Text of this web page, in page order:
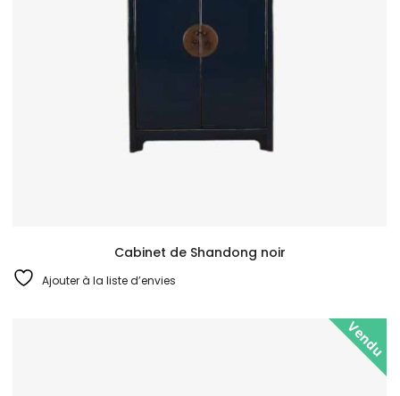
Cabinet de Shandong noir
Ajouter à la liste d’envies
Vendu